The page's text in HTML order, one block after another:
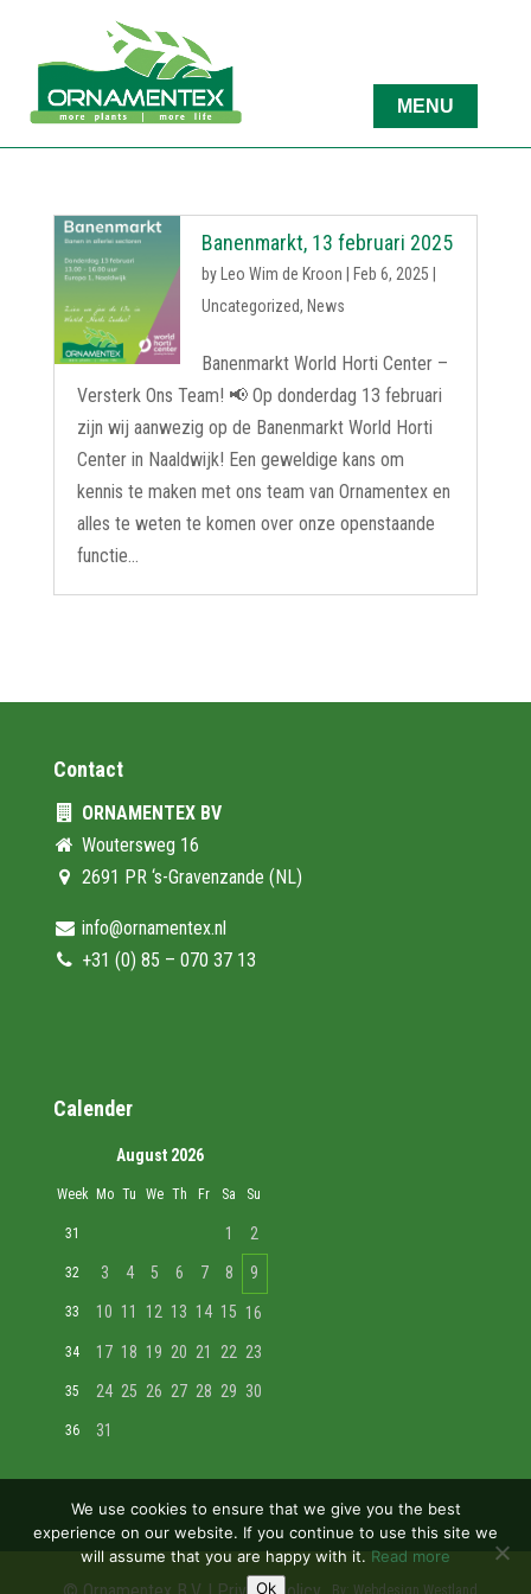
Banenmarkt, 13 februari 2025
by Leo Wim de Kroon Feb 6, 2025
Uncategorized, News
Banenmarkt World Horti Center –
Versterk Ons Team! 📢 Op donderdag 13 februari
zijn wij aanwezig op de Banenmarkt World Horti
Center in Naaldwijk! Een geweldige kans om
kennis te maken met ons team van Ornamentex en
alles te weten te komen over onze openstaande
functie...
Contact
ORNAMENTEX BV
Woutersweg 16
2691 PR ‘s-Gravenzande (NL)
info@ornamentex.nl
+31 (0) 85 – 070 37 13
Calender
August 2026
Week Mo Tu We Th Fr Sa Su
31 1 2
32 3 4 5 6 7 8 9
33 10 11 12 13 14 15 16
34 17 18 19 20 21 22 23
35 24 25 26 27 28 29 30
36 31
By: Webdesign Westland
We use cookies to ensure that we give you the best
experience on our website. If you continue to use this site we
will assume that you are happy with it. Read more
Ok